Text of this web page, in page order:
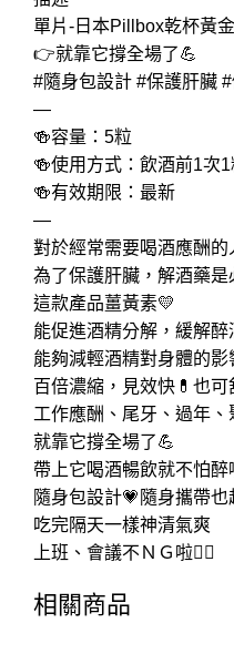
單片-日本Pillbox乾杯黃
👉就靠它撐全場了💪
#隨身包設計 #保護肝臟
—
🍻容量：5粒
🍻使用方式：飲酒前1次
🍻有效期限：最新
—
對於經常需要喝酒應酬的
為了保護肝臟，解酒藥是
這款產品薑黃素💛
能促進酒精分解，緩解醉
能夠減輕酒精對身體的影
百倍濃縮，見效快💊也
工作應酬、尾牙、過年、
就靠它撐全場了💪
帶上它喝酒暢飲就不怕醉
隨身包設計💗隨身攜帶也
吃完隔天一樣神清氣爽
上班、會議不ＮＧ啦👍🏻
相關商品